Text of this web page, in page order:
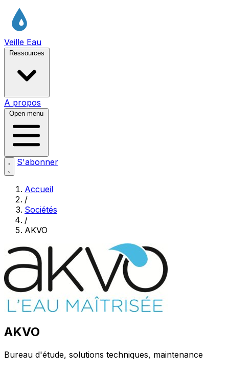
Veille Eau
Ressources
A propos
Open menu
S'abonner
Accueil
/
Sociétés
/
AKVO
AKVO
Bureau d'étude, solutions techniques, maintenance